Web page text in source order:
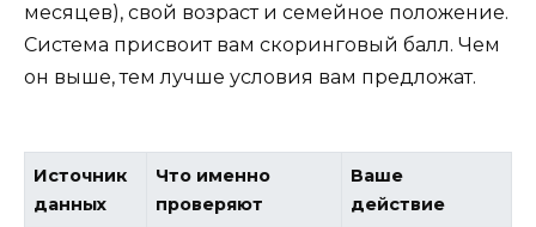
месяцев), свой возраст и семейное положение.
Система присвоит вам скоринговый балл. Чем
он выше, тем лучше условия вам предложат.
Источник
данных
Что именно
проверяют
Ваше
действие